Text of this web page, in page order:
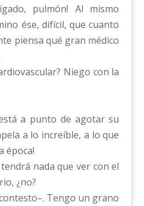
pulmón! Al mismo
ése, difícil, que cuanto
piensa qué gran médico
Niego con la
a punto de agotar su
a lo increíble, a lo que
época!
nada que ver con el
¿no?
Tengo un grano